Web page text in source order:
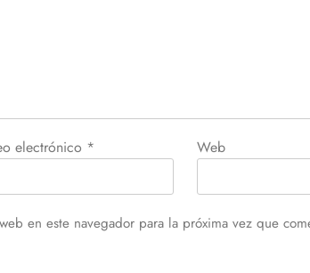
electrónico * Web
en este navegador para la próxima vez que